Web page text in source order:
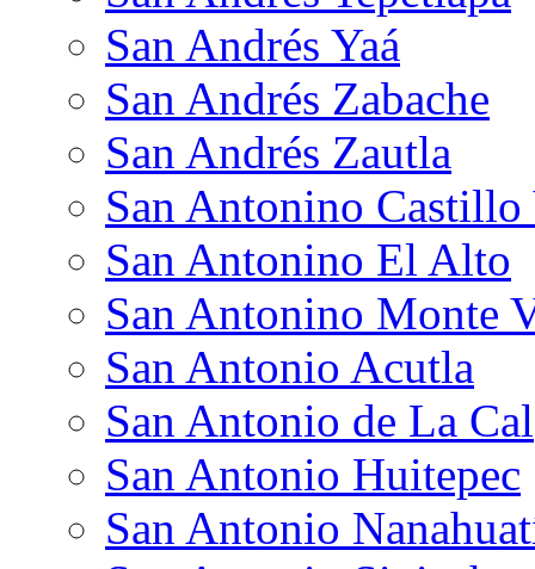
San Andrés Yaá
San Andrés Zabache
San Andrés Zautla
San Antonino Castillo
San Antonino El Alto
San Antonino Monte
San Antonio Acutla
San Antonio de La Cal
San Antonio Huitepec
San Antonio